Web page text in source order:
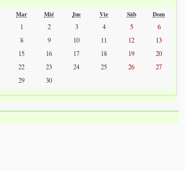
Mar Mié Jue Vie Sáb
Dom
1
2 3 4 5
6
8 9 10 11 12
13
15 16 17 18 19
20
22 23 24 25 26
27
29 30